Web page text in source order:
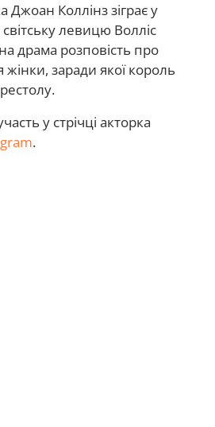
Джоан Коллінз зіграє у
левицю Волліс
драма розповість про
жінки, заради якої король
у стрічці акторка
.